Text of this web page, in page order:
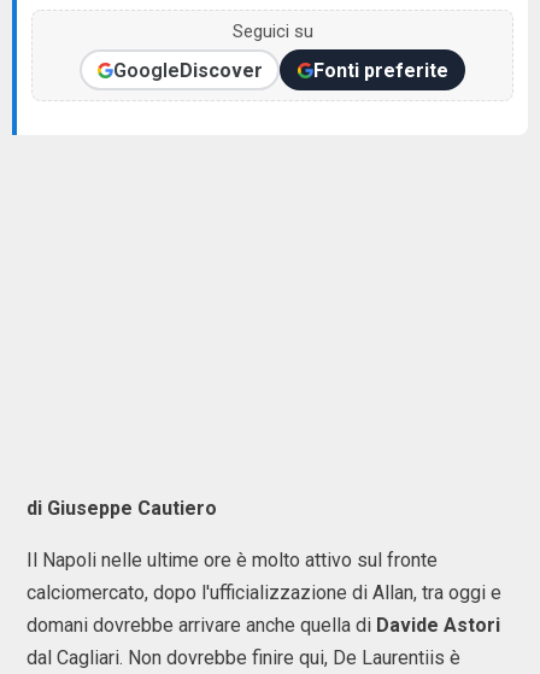
Seguici su
GoogleDiscover Fonti preferite
di Giuseppe Cautiero
Il Napoli nelle ultime ore è molto attivo sul fronte
calciomercato, dopo l'ufficializzazione di Allan, tra oggi e
domani dovrebbe arrivare anche quella di Davide Astori
dal Cagliari. Non dovrebbe finire qui, De Laurentiis è